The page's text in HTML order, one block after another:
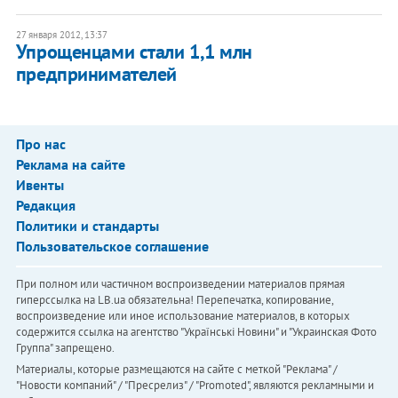
27 января 2012, 13:37
Упрощенцами стали 1,1 млн
предпринимателей
Про нас
Реклама на сайте
Ивенты
Редакция
Политики и стандарты
Пользовательское соглашение
При полном или частичном воспроизведении материалов прямая
гиперссылка на LB.ua обязательна! Перепечатка, копирование,
воспроизведение или иное использование материалов, в которых
содержится ссылка на агентство "Українськi Новини" и "Украинская Фото
Группа" запрещено.
Материалы, которые размещаются на сайте с меткой "Реклама" /
"Новости компаний" / "Пресрелиз" / "Promoted", являются рекламными и